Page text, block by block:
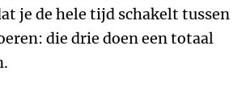
je de hele tijd schakelt tussen
die drie doen een totaal